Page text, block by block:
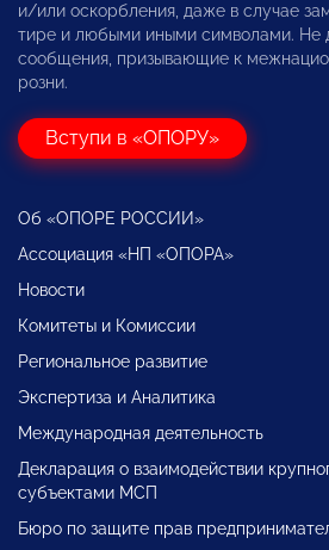
и/или оскорбления, даже в случае
тире и любыми иными символами. Не
сообщения, призывающие к
розни.
Вступи в «ОПОРУ»
Об «ОПОРЕ РОССИИ»
Ассоциация «НП «ОПОРА»
Новости
Комитеты и Комиссии
Региональное развитие
Экспертиза и Аналитика
Международная деятельность
Декларация о взаимодействии
субъектами МСП
Бюро по защите прав